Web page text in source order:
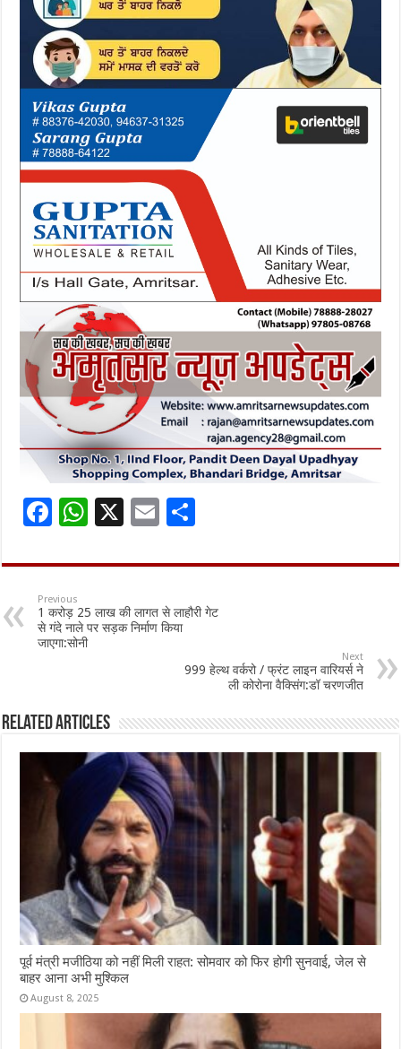
F
e
b
o
o
W
at
p
X
E
ai
l
ar
e
Previous
1 करोड़ 25 लाख की लागत से लाहौरी गेट
से गंदे नाले पर सड़क निर्माण किया
जाएगा:सोनी
Next
999 हेल्थ वर्करो / फ्रंट लाइन वारियर्स ने
ली कोरोना वैक्सिंग:डॉ चरणजीत
Related Articles
पूर्व मंत्री मजीठिया को नहीं मिली राहत: सोमवार को फिर होगी सुनवाई, जेल से
बाहर आना अभी मुश्किल
August 8, 2025